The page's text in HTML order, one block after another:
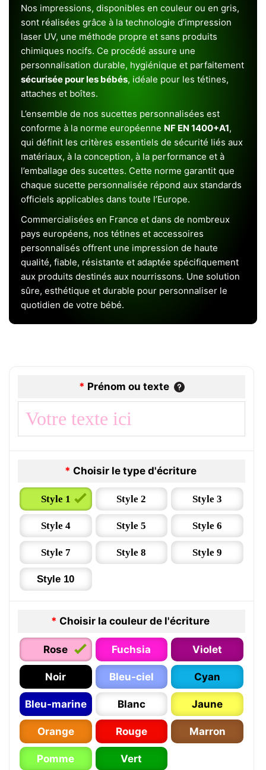
Nos impressions, disponibles en couleur ou en gris,
sont réalisées grâce à la technologie d’impression
laser UV, une méthode propre et sans produits
chimiques nocifs. Ce procédé assure une
personnalisation durable, hygiénique et parfaitement
sécurisée pour les bébés, idéale pour les tétines,
attaches et boîtes.
L’ensemble de nos sucettes personnalisées est
conforme à la norme européenne NF EN 1400+A1,
qui définit les critères essentiels de sécurité liés aux
matériaux, à la conception, à la performance et à
l’emballage des sucettes. Cette norme garantit que
chaque sucette personnalisée répond aux standards
officiels applicables dans toute l’Europe.
Commercialisées en France et dans de nombreux
pays européens, nos tétines et accessoires
personnalisés offrent une impression de haute
qualité, fiable, résistante et adaptée spécifiquement
aux produits destinés aux nourrissons. Une solution
sûre, esthétique et durable pour personnaliser le
quotidien de votre bébé.
* Prénom ou texte
* Choisir le type d'écriture
Style 1 Style 2 Style 3
Style 4 Style 5 Style 6
Style 7 Style 8 Style 9
Style 10
* Choisir la couleur de l'écriture
Rose Fuchsia Violet
Noir Bleu-ciel Cyan
Bleu-marine Blanc Jaune
Orange Rouge Marron
Pomme Vert